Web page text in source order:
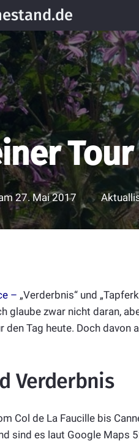
27. Mai 2017
– „Verderbnis“ und
glaube zwar nicht daran,
Tag heute. Doch davon
Verderbnis
Col de La Faucille bis
sind es laut Google Maps